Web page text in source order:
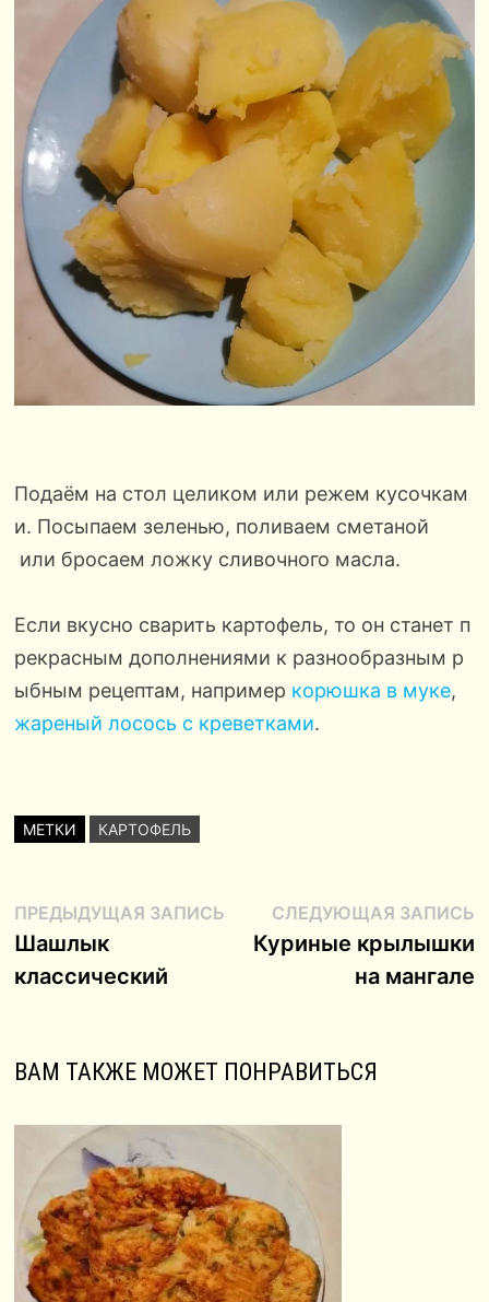
Подаём на стол целиком или режем кусочкам
и. Посыпаем зеленью, поливаем сметаной
или бросаем ложку сливочного масла.
Если вкусно сварить картофель, то он станет п
рекрасным дополнениями к разнообразным р
ыбным рецептам, например корюшка в муке,
жареный лосось с креветками.
МЕТКИ КАРТОФЕЛЬ
Навигация
по
ПРЕДЫДУЩАЯ ЗАПИСЬПредыдущая
запись:
Шашлык
классический
СЛЕДУЮЩАЯ ЗАПИСЬ
Куриные крылышки
на мангале
ВАМ ТАКЖЕ МОЖЕТ ПОНРАВИТЬСЯ